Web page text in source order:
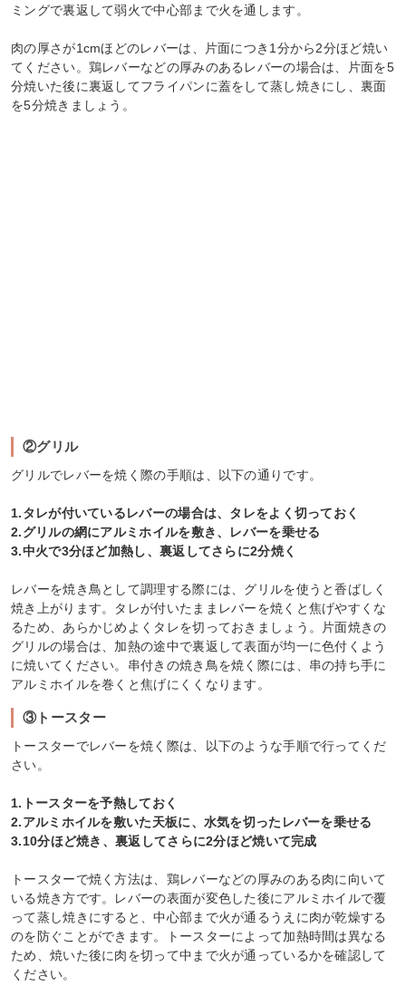
ミングで裏返して弱火で中心部まで火を通します。
肉の厚さが1cmほどのレバーは、片面につき1分から2分ほど焼い
てください。鶏レバーなどの厚みのあるレバーの場合は、片面を5
分焼いた後に裏返してフライパンに蓋をして蒸し焼きにし、裏面
を5分焼きましょう。
②グリル
グリルでレバーを焼く際の手順は、以下の通りです。
1.タレが付いているレバーの場合は、タレをよく切っておく
2.グリルの網にアルミホイルを敷き、レバーを乗せる
3.中火で3分ほど加熱し、裏返してさらに2分焼く
レバーを焼き鳥として調理する際には、グリルを使うと香ばしく
焼き上がります。タレが付いたままレバーを焼くと焦げやすくな
るため、あらかじめよくタレを切っておきましょう。片面焼きの
グリルの場合は、加熱の途中で裏返して表面が均一に色付くよう
に焼いてください。串付きの焼き鳥を焼く際には、串の持ち手に
アルミホイルを巻くと焦げにくくなります。
③トースター
トースターでレバーを焼く際は、以下のような手順で行ってくだ
さい。
1.トースターを予熱しておく
2.アルミホイルを敷いた天板に、水気を切ったレバーを乗せる
3.10分ほど焼き、裏返してさらに2分ほど焼いて完成
トースターで焼く方法は、鶏レバーなどの厚みのある肉に向いて
いる焼き方です。レバーの表面が変色した後にアルミホイルで覆
って蒸し焼きにすると、中心部まで火が通るうえに肉が乾燥する
のを防ぐことができます。トースターによって加熱時間は異なる
ため、焼いた後に肉を切って中まで火が通っているかを確認して
ください。